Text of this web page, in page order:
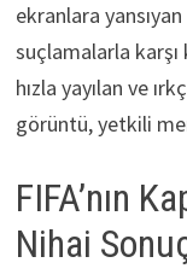
ekranlara
suçlamalarla karşı
hızla yayılan ve
görüntü, yetkili
FIFA’nın
Nihai